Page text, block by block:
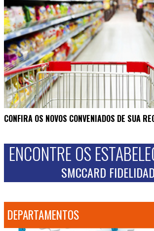
CONFIRA OS NOVOS CONVENIADOS DE SUA
ENCONTRE OS
SMCCARD
DEPARTAMENTOS